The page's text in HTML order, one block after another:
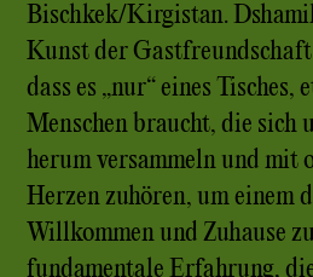
Bischkek/Kirgistan.
Kunst der
dass es „nur“ eines Tisches,
Menschen braucht, die sich
herum versammeln und mit
Herzen zuhören, um einem
Willkommen und Zuhause
fundamentale Erfahrung,